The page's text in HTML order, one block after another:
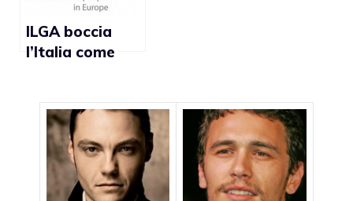
ILGA boccia
l’Italia come
Europa dopo
Cipro